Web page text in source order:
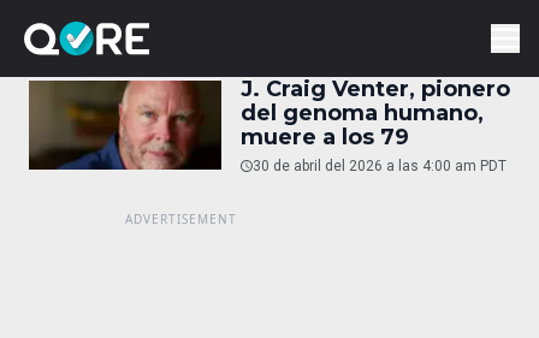
J. Craig Venter, pionero
del genoma humano,
muere a los 79
30 de abril del 2026 a las 4:00 am PDT